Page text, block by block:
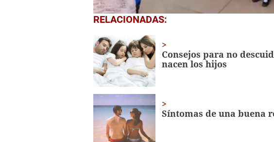
0
seconds
1
minute,
56
secondsVolume
0%
RELACIONADAS:
Consejos para no
nacen los hijos
Síntomas de una buena